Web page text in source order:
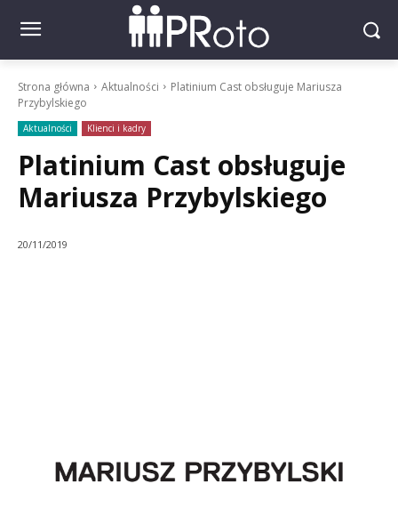
Strona główna Aktualności
Platinium Cast obsługuje Mariusza
Przybylskiego
Aktualności Klienci i kadry
Platinium Cast obsługuje
Mariusza Przybylskiego
20/11/2019